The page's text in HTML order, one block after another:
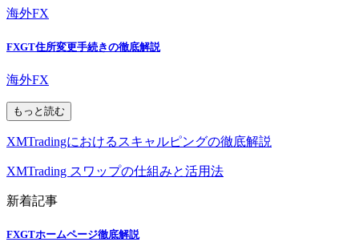
海外FX
FXGT住所変更手続きの徹底解説
海外FX
もっと読む
XMTradingにおけるスキャルピングの徹底解説
XMTrading スワップの仕組みと活用法
新着記事
FXGTホームページ徹底解説